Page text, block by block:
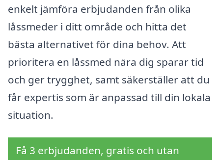
enkelt jämföra erbjudanden från olika
låssmeder i ditt område och hitta det
bästa alternativet för dina behov. Att
prioritera en låssmed nära dig sparar tid
och ger trygghet, samt säkerställer att du
får expertis som är anpassad till din lokala
situation.
Få 3 erbjudanden, gratis och utan